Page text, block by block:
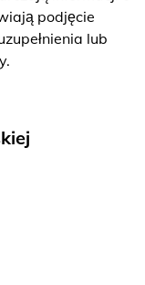
podjęcie
lub